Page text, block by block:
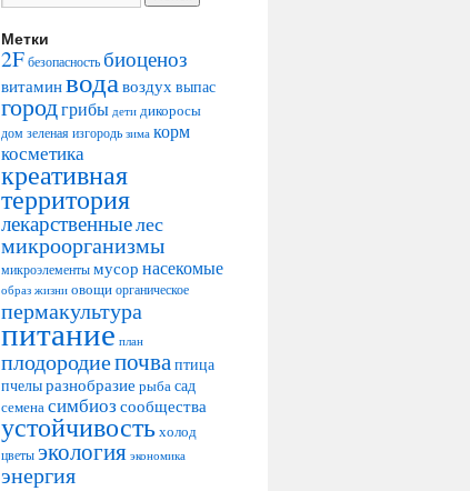
Метки
2F безопасность биоценоз
витаминводавоздухвыпас
городгрибы дети дикоросы
домзеленая изгородь зима корм
косметика
креативная
территория
лекарственныелес
микроорганизмы
микроэлементымусор насекомые
образ жизни овощи органическое
пермакультура
питание план
плодородиепочваптица
пчелыразнобразие рыбасад
семенасимбиоз сообщества
устойчивостьхолод
цветы экология экономика
энергия